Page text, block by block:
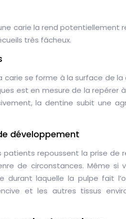
carie la rend potentiellement
très fâcheux.
carie se forme à la surface de la
est en mesure de la repérer
la dentine subit une
développement
patients repoussent la prise
de circonstances. Même
durant laquelle la pulpe fait
et les autres tissus